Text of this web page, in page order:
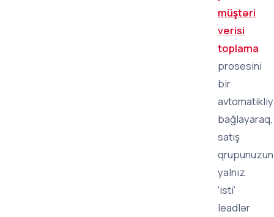
müştəri
verisi
toplama
prosesini
bir
bağlayaraq,
satış
qrupunuzun
yalnız
'isti'
leadlər